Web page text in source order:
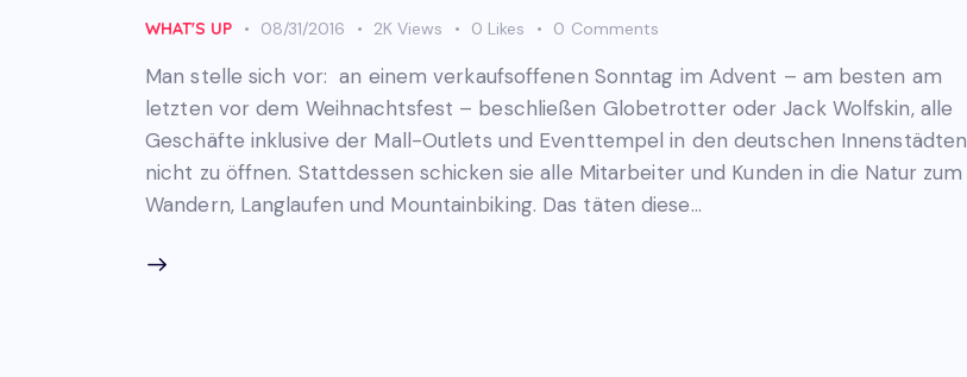
WHAT'S UP 08/31/2016 2K Views 0 Likes 0 Comments
Man stelle sich vor: an einem verkaufsoffenen Sonntag im Advent – am besten am
letzten vor dem Weihnachtsfest – beschließen Globetrotter oder Jack Wolfskin, alle
Geschäfte inklusive der Mall-Outlets und Eventtempel in den deutschen Innenstädten
nicht zu öffnen. Stattdessen schicken sie alle Mitarbeiter und Kunden in die Natur zum
Wandern, Langlaufen und Mountainbiking. Das täten diese…